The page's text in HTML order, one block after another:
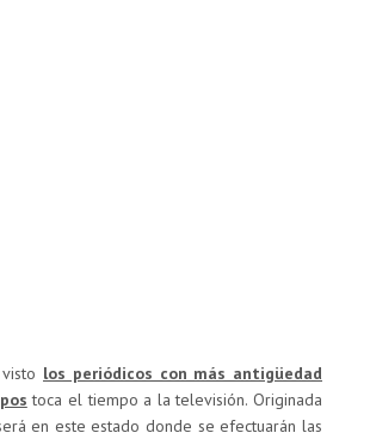
los periódicos con más antigüedad
toca el tiempo a la televisión. Originada
en este estado donde se efectuarán las